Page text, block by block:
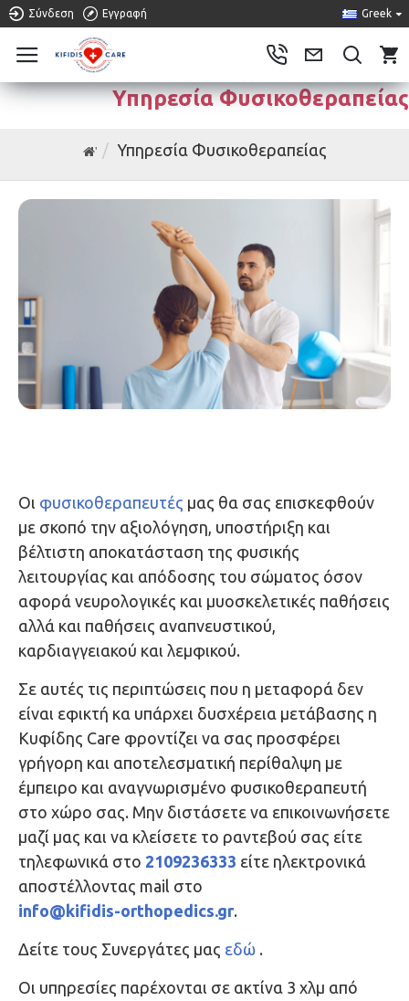
Σύνδεση Εγγραφή Greek
Υπηρεσία Φυσικοθεραπείας
Υπηρεσία Φυσικοθεραπείας
Οι φυσικοθεραπευτές μας θα σας επισκεφθούν
με σκοπό την αξιολόγηση, υποστήριξη και
βέλτιστη αποκατάσταση της φυσικής
λειτουργίας και απόδοσης του σώματος όσον
αφορά νευρολογικές και μυοσκελετικές παθήσεις
αλλά και παθήσεις αναπνευστικού,
καρδιαγγειακού και λεμφικού.
Σε αυτές τις περιπτώσεις που η μεταφορά δεν
είναι εφικτή κα υπάρχει δυσχέρεια μετάβασης η
Κυφίδης Care φροντίζει να σας προσφέρει
γρήγορη και αποτελεσματική περίθαλψη με
έμπειρο και αναγνωρισμένο φυσικοθεραπευτή
στο χώρο σας. Μην διστάσετε να επικοινωνήσετε
μαζί μας και να κλείσετε το ραντεβού σας είτε
τηλεφωνικά στο 2109236333 είτε ηλεκτρονικά
αποστέλλοντας mail στο
info@kifidis-orthopedics.gr.
Δείτε τους Συνεργάτες μας εδώ .
Οι υπηρεσίες παρέχονται σε ακτίνα 3 χλμ από